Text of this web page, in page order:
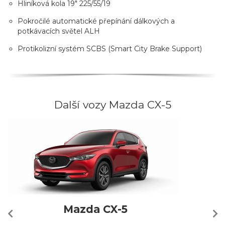
Hliníková kola 19" 225/55/19
Pokročilé automatické přepínání dálkových a
potkávacích světel ALH
Protikolizní systém SCBS (Smart City Brake Support)
Další vozy Mazda CX-5
Mazda CX-5